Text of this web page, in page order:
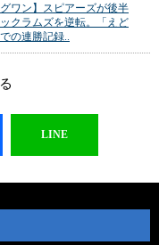
グワン】スピアーズが後半
クラムズを逆転。「えど
の連勝記録..
LINE